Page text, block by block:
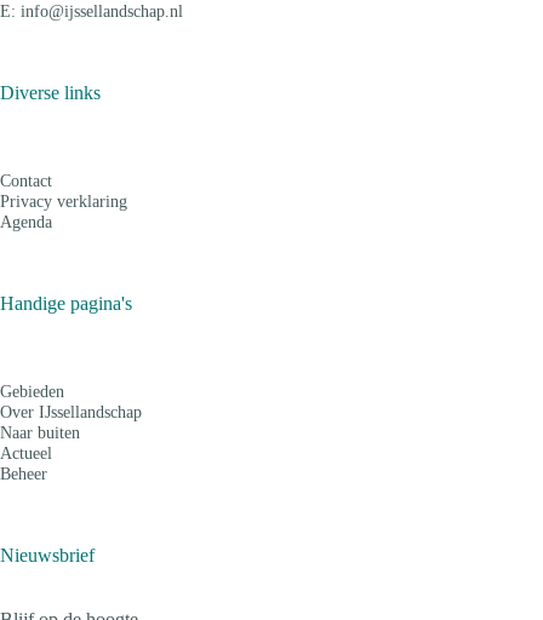
E: info@ijssellandschap.nl
Diverse links
Contact
Privacy verklaring
Agenda
Handige pagina's
Gebieden
Over IJssellandschap
Naar buiten
Actueel
Beheer
Nieuwsbrief